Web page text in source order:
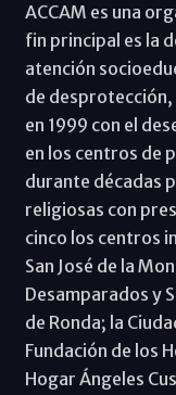
ACCAM es una
fin principal es la
atención
de
en 1999 con el
en los centros de
durante décadas
religiosas con
cinco los centros
San José de la
Desamparados y
de Ronda; la
Fundación de los
Hogar Ángeles